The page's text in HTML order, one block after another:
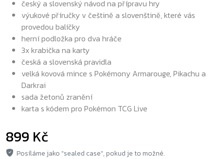
český a slovenský návod na přípravu hry
výukové příručky v češtině a slovenštině, které vás
provedou balíčky
herní podložka pro dva hráče
3x krabička na karty
česká a slovenská pravidla
velká kovová mince s Pokémony Armarouge, Pikachu a
Darkrai
sada žetonů zranění
karta s kódem pro Pokémon TCG Live
899 Kč
Posíláme jako "sealed case", pokud je to možné.